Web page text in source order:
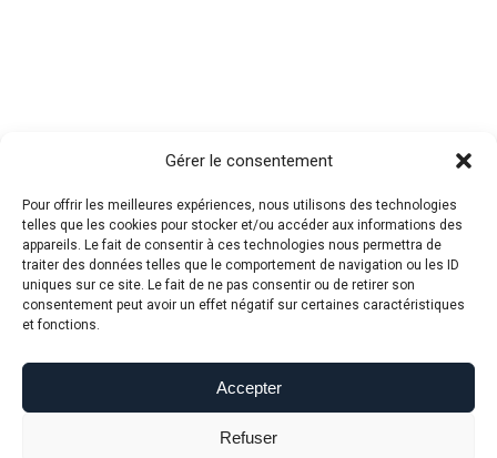
Gérer le consentement
Pour offrir les meilleures expériences, nous utilisons des technologies
telles que les cookies pour stocker et/ou accéder aux informations des
appareils. Le fait de consentir à ces technologies nous permettra de
traiter des données telles que le comportement de navigation ou les ID
uniques sur ce site. Le fait de ne pas consentir ou de retirer son
consentement peut avoir un effet négatif sur certaines caractéristiques
et fonctions.
Accepter
Refuser